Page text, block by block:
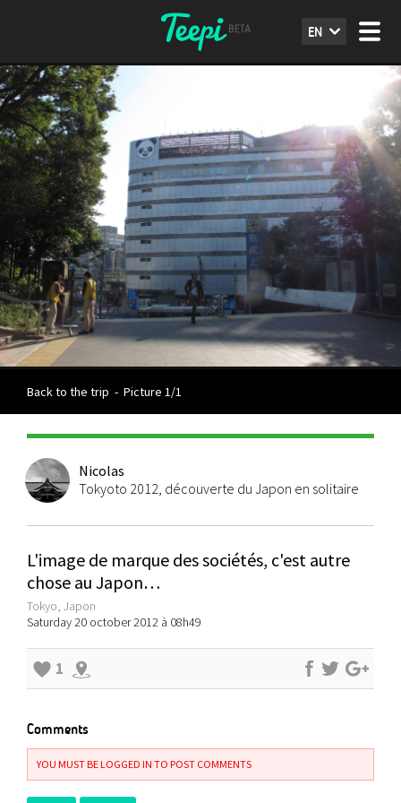
EN
Back to the trip - Picture 1/1
Nicolas
Tokyoto 2012, découverte du Japon en solitaire
L'image de marque des sociétés, c'est autre
chose au Japon…
Tokyo, Japon
Saturday 20 october 2012 à 08h49
1
Comments
YOU MUST BE LOGGED IN TO POST COMMENTS